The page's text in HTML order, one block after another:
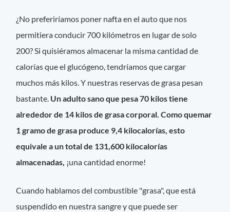
¿No preferiríamos poner nafta en el auto que nos
permitiera conducir 700 kilómetros en lugar de solo
200? Si quisiéramos almacenar la misma cantidad de
calorías que el glucógeno, tendríamos que cargar
muchos más kilos. Y nuestras reservas de grasa pesan
bastante. Un adulto sano que pesa 70 kilos tiene
alrededor de 14 kilos de grasa corporal. Como quemar
1 gramo de grasa produce 9,4 kilocalorías, esto
equivale a un total de 131,600 kilocalorías
almacenadas, ¡una cantidad enorme!
Cuando hablamos del combustible "grasa", que está
suspendido en nuestra sangre y que puede ser